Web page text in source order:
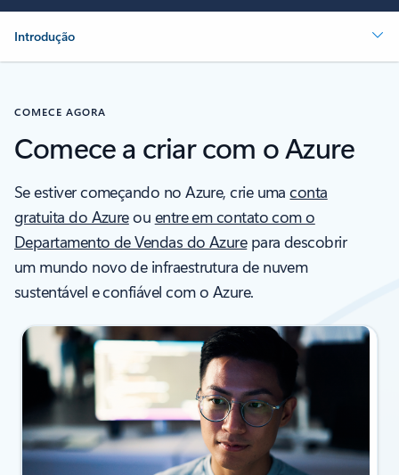
Introdução
COMECE AGORA
Comece a criar com o Azure
Se estiver começando no Azure, crie umaconta
gratuita do Azureou entre em contato com o
Departamento de Vendas do Azurepara descobrir
um mundo novo de infraestrutura de nuvem
sustentável e confiável com o Azure.